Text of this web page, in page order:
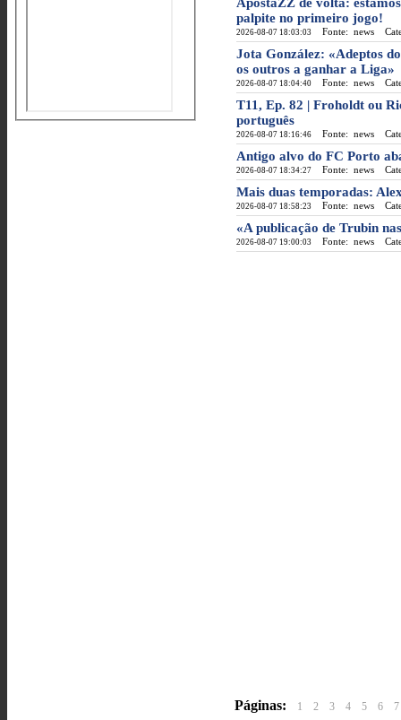
palpite no primeiro jogo!
2026-08-07 18:03:03 Fonte: news
Jota González: «Adeptos
os outros a ganhar a Liga»
2026-08-07 18:04:40 Fonte: news
T11, Ep. 82 | Froholdt ou
português
2026-08-07 18:16:46 Fonte: news
Antigo alvo do FC Porto
2026-08-07 18:34:27 Fonte: news
Mais duas temporadas:
2026-08-07 18:58:23 Fonte: news
«A publicação de Trubin
2026-08-07 19:00:03 Fonte: news
Páginas: 1 2 3 4 5 6 7